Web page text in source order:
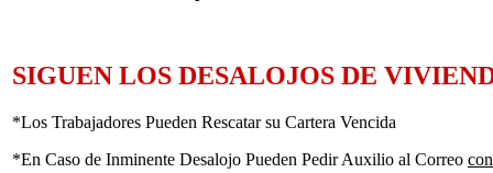
SIGUEN LOS DESALOJOS DE
*Los Trabajadores Pueden Rescatar su Cartera Vencida
*En Caso de Inminente Desalojo Pueden Pedir Auxilio al Correo